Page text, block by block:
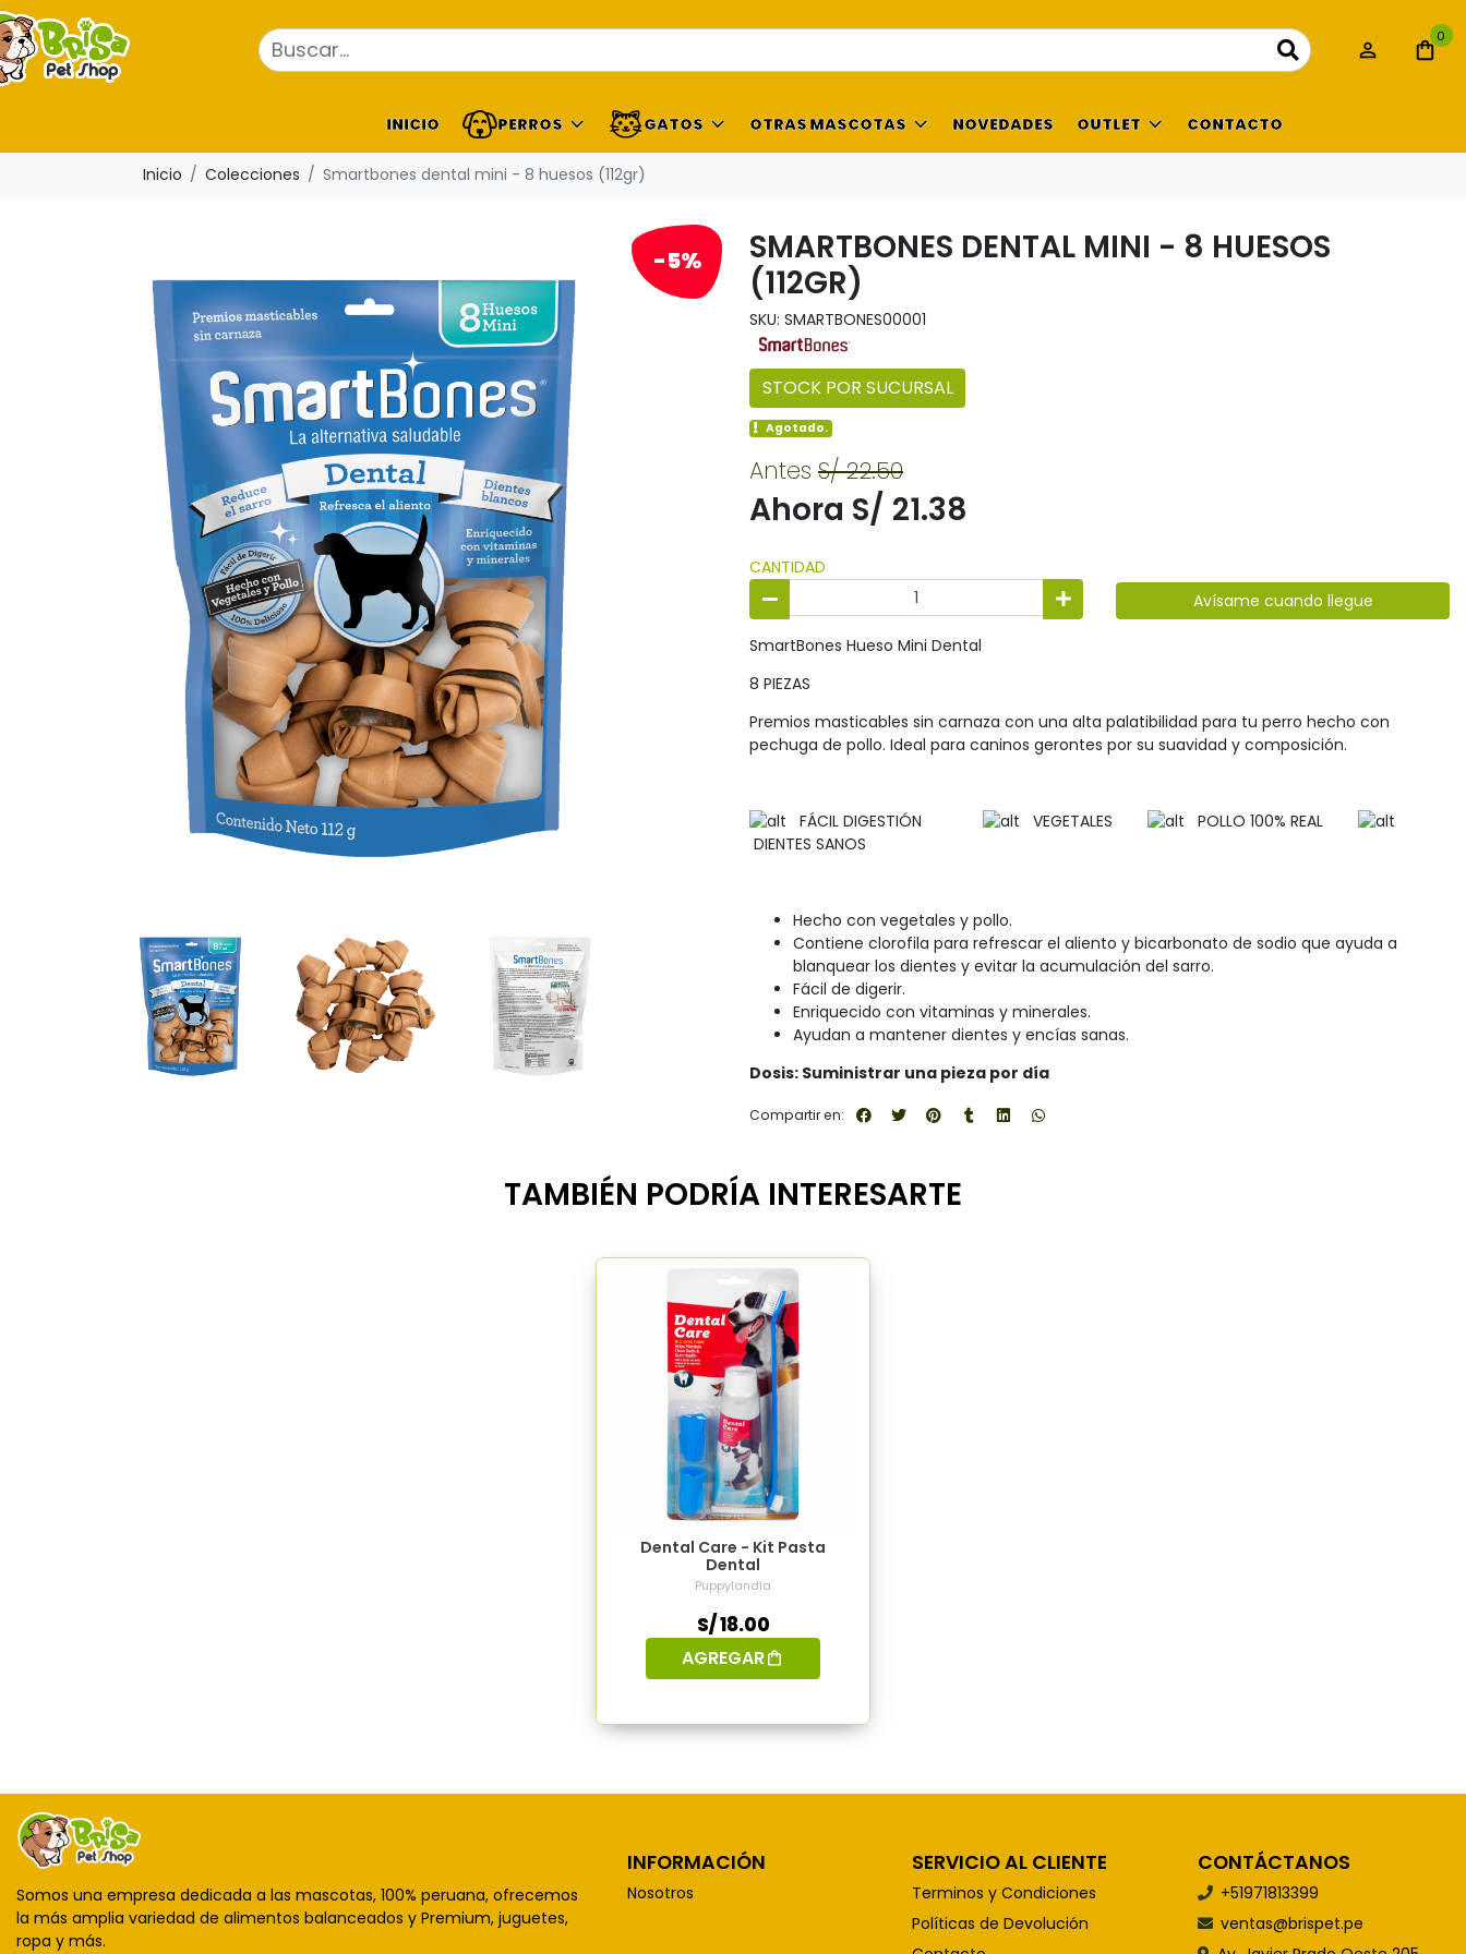
0
INICIO PERROS GATOS OTRAS MASCOTAS NOVEDADES OUTLET CONTACTO
Inicio Colecciones Smartbones dental mini - 8 huesos (112gr)
-5%
SMARTBONES DENTAL MINI - 8 HUESOS
(112GR)
SKU: SMARTBONES00001
STOCK POR SUCURSAL
Agotado.
Antes S/ 22.50
Ahora S/ 21.38
CANTIDAD
Avísame cuando llegue
SmartBones Hueso Mini Dental
8 PIEZAS
Premios masticables sin carnaza con una alta palatibilidad para tu perro hecho con
pechuga de pollo. Ideal para caninos gerontes por su suavidad y composición.
FÁCIL DIGESTIÓN VEGETALES
POLLO 100% REAL
DIENTES SANOS
Hecho con vegetales y pollo.
Contiene clorofila para refrescar el aliento y bicarbonato de sodio que ayuda a
blanquear los dientes y evitar la acumulación del sarro.
Fácil de digerir.
Enriquecido con vitaminas y minerales.
Ayudan a mantener dientes y encías sanas.
Dosis: Suministrar una pieza por día
Compartir en:
TAMBIÉN PODRÍA INTERESARTE
Dental Care - Kit Pasta
Dental
Puppylandia
S/ 18.00
AGREGAR
Somos una empresa dedicada a las mascotas, 100% peruana, ofrecemos
la más amplia variedad de alimentos balanceados y Premium, juguetes,
ropa y más.
INFORMACIÓN
Nosotros
SERVICIO AL CLIENTE
Terminos y Condiciones
Políticas de Devolución
CONTÁCTANOS
+51971813399
ventas@brispet.pe